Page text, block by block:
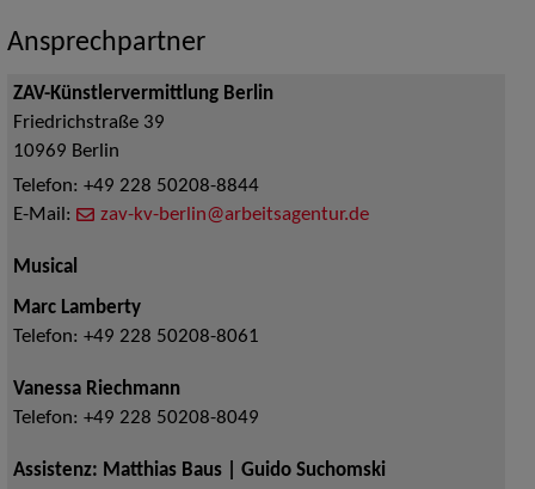
Ansprechpartner
ZAV-Künstlervermittlung Berlin
Friedrichstraße 39
10969 Berlin
Telefon: +49 228 50208-8844
E-Mail:
zav-kv-berlin@arbeitsagentur.de
Musical
Marc Lamberty
Telefon: +49 228 50208-8061
Vanessa Riechmann
Telefon: +49 228 50208-8049
Assistenz: Matthias Baus | Guido Suchomski